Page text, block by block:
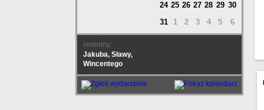
24 25 26 27 28 29 30
31
1 2 3 4 5 6
imieniny:
Jakuba, Sławy,
Wincentego